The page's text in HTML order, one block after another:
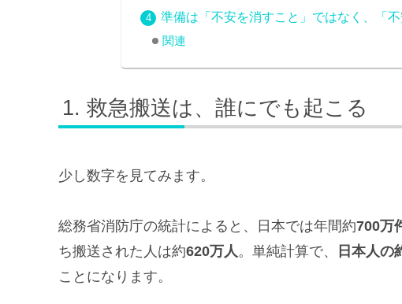
準備は「不安を消すこと」ではなく、「不
関連
救急搬送は、誰にでも起こる
少し数字を見てみます。
総務省消防庁の統計によると、日本では年間約700万
ち搬送された人は約620万人。単純計算で、
日本人の
ことになります。